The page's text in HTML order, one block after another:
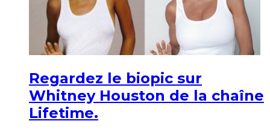
Regardez le biopic sur
Whitney Houston de la chaîne
Lifetime.